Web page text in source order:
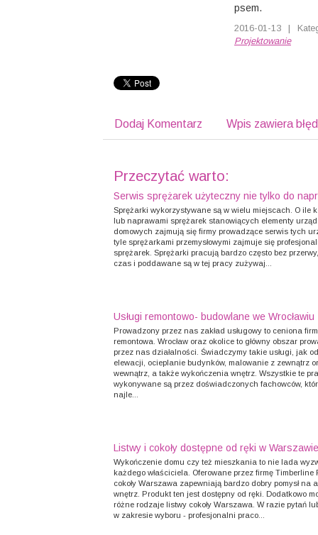
psem.
2016-01-13 |
Projektowanie
Dodaj Komentarz Wpis zawiera
Przeczytać warto:
Serwis sprężarek użyteczny nie tylko do
Sprężarki wykorzystywane są w wielu miejscach. O ile
lub naprawami sprężarek stanowiących elementy
domowych zajmują się firmy prowadzące serwis tych
tyle sprężarkami przemysłowymi zajmuje się
sprężarek. Sprężarki pracują bardzo często bez
czas i poddawane są w tej pracy zużywaj...
Usługi remontowo- budowlane we Wrocławiu
Prowadzony przez nas zakład usługowy to ceniona
remontowa. Wrocław oraz okolice to główny obszar
przez nas działalności. Świadczymy takie usługi, jak
elewacji, ocieplanie budynków, malowanie z zewnątrz
wewnątrz, a także wykończenia wnętrz. Wszystkie te
wykonywane są przez doświadczonych fachowców,
najle...
Listwy i cokoły dostępne od ręki w Warszawie
Wykończenie domu czy też mieszkania to nie lada
każdego właściciela. Oferowane przez firmę Timberline
cokoły Warszawa zapewniają bardzo dobry pomysł na
wnętrz. Produkt ten jest dostępny od ręki. Dodatkowo
różne rodzaje listwy cokoły Warszawa. W razie pytań
w zakresie wyboru - profesjonalni praco...